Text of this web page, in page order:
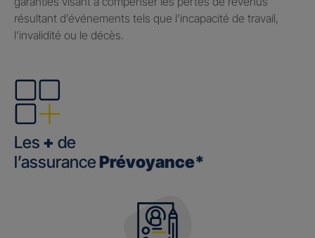
résultant d’événements tels que l’incapacité de travail,
l’invalidité ou le décès.
Les + de
l’assurance Prévoyance*